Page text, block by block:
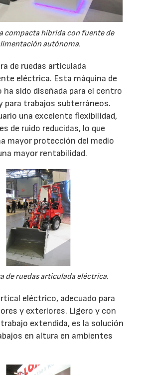
compacta híbrida con fuente de
autónoma.
de ruedas articulada
eléctrica. Esta máquina de
ha sido diseñada para el centro
para trabajos subterráneos.
una excelente flexibilidad,
de ruido reducidas, lo que
mayor protección del medio
mayor rentabilidad.
de ruedas articulada eléctrica.
eléctrico, adecuado para
y exteriores. Ligero y con
extendida, es la solución
en altura en ambientes